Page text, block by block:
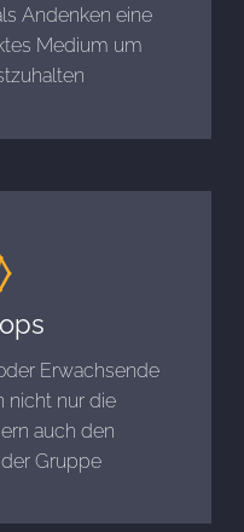
Andenken eine
Medium um
Erwachsende
nicht nur die
auch den
Gruppe